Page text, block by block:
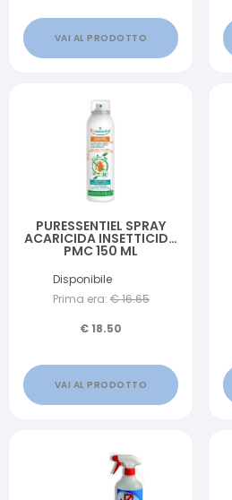
VAI AL PRODOTTO
PURESSENTIEL SPRAY
ACARICIDA INSETTICIDA
PMC 150 ML
Disponibile
Prima era: €16.65
€18.50
VAI AL PRODOTTO